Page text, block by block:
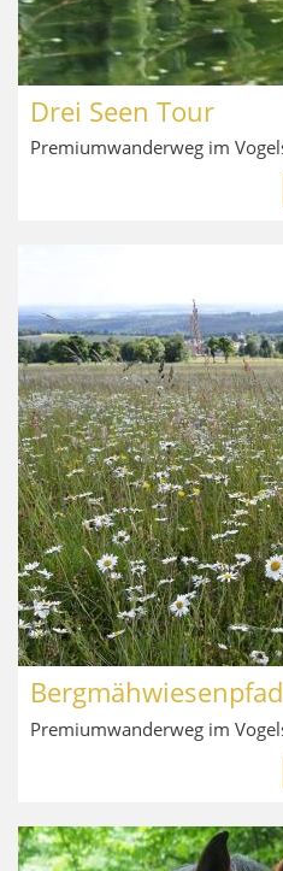
Drei Seen Tour
Premiumwanderweg im
Bergmähwiesenpfad
Premiumwanderweg im